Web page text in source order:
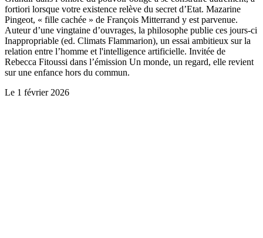
fortiori lorsque votre existence relève du secret d’Etat. Mazarine
Pingeot, « fille cachée » de François Mitterrand y est parvenue.
Auteur d’une vingtaine d’ouvrages, la philosophe publie ces jours-ci
Inappropriable (ed. Climats Flammarion), un essai ambitieux sur la
relation entre l’homme et l'intelligence artificielle. Invitée de
Rebecca Fitoussi dans l’émission Un monde, un regard, elle revient
sur une enfance hors du commun.
Le 1 février 2026